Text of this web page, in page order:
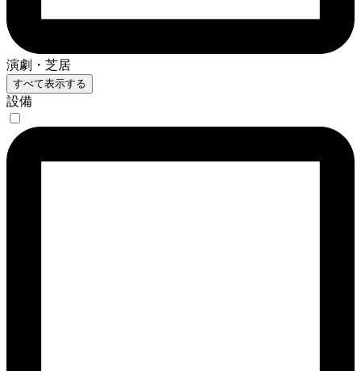
演劇・芝居
すべて表示する
設備